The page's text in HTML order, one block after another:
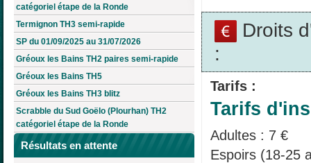
catégoriel étape de la Ronde
Termignon TH3 semi-rapide
SP du 01/09/2025 au 31/07/2026
Gréoux les Bains TH2 paires semi-rapide
Gréoux les Bains TH5
Gréoux les Bains TH3 blitz
Scrabble du Sud Goëlo (Plourhan) TH2
catégoriel étape de la Ronde
Résultats en attente
Droits
:
Tarifs :
Tarifs
Adultes : 7 €
Espoirs (18-25